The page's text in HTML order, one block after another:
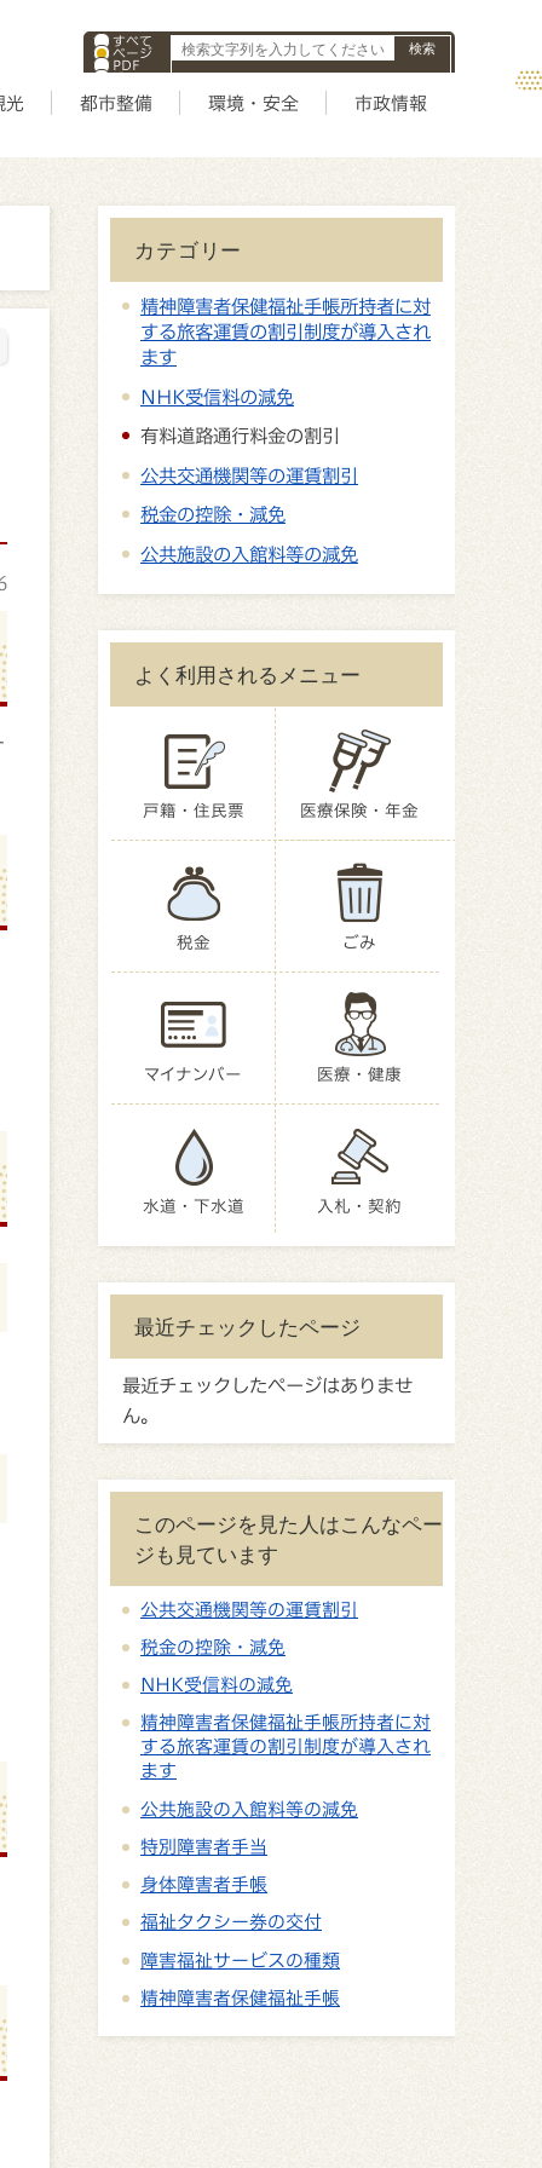
すべて
ページ
PDF
ID
光 都市整備 環境・安全 市政情報
カテゴリー
精神障害者保健福祉手帳所持者に対
する旅客運賃の割引制度が導入され
ます
NHK受信料の減免
有料道路通行料金の割引
公共交通機関等の運賃割引
税金の控除・減免
公共施設の入館料等の減免
よく利用されるメニュー
戸籍・住民票 医療保険・年金
税金 ごみ
マイナンバー 医療・健康
水道・下水道 入札・契約
最近チェックしたページ
最近チェックしたページはありませ
ん。
このページを見た人はこんなペー
ジも見ています
公共交通機関等の運賃割引
税金の控除・減免
NHK受信料の減免
精神障害者保健福祉手帳所持者に対
する旅客運賃の割引制度が導入され
ます
公共施設の入館料等の減免
特別障害者手当
身体障害者手帳
福祉タクシー券の交付
障害福祉サービスの種類
精神障害者保健福祉手帳